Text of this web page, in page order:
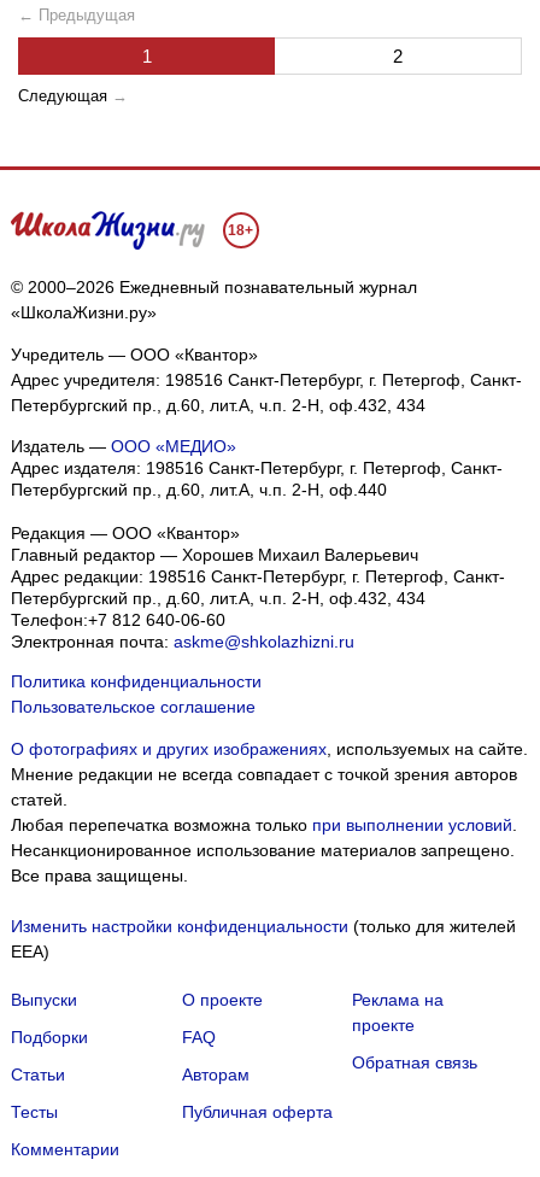
← Предыдущая
1 2
Следующая →
18+
© 2000–2026 Ежедневный познавательный журнал
«ШколаЖизни.ру»
Учредитель — ООО «Квантор»
Адрес учредителя: 198516 Санкт-Петербург, г. Петергоф, Санкт-
Петербургский пр., д.60, лит.А, ч.п. 2-Н, оф.432, 434
Издатель — ООО «МЕДИО»
Адрес издателя: 198516 Санкт-Петербург, г. Петергоф, Санкт-
Петербургский пр., д.60, лит.А, ч.п. 2-Н, оф.440
Редакция — ООО «Квантор»
Главный редактор — Хорошев Михаил Валерьевич
Адрес редакции: 198516 Санкт-Петербург, г. Петергоф Санкт-
Петербургский пр., д.60, лит.А, ч.п. 2-Н, оф.432, 434
Телефон:+7 812 640-06-60
Электронная почта: askme@shkolazhizni.ru
Политика конфиденциальности
Пользовательское соглашение
О фотографиях и других изображениях, используемых на сайте.
Мнение редакции не всегда совпадает с точкой зрения авторов
статей.
Любая перепечатка возможна только при выполнении условий
Несанкционированное использование материалов запрещено.
Все права защищены.
Изменить настройки конфиденциальности (только для жителей
EEA)
Выпуски
Подборки
Статьи
Тесты
Комментарии
О проекте
FAQ
Авторам
Публичная оферта
Реклама на
проекте
Обратная связь